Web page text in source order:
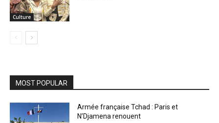
Culture
MOST POPULAR
Armée française Tchad : Paris et
N’Djamena renouent